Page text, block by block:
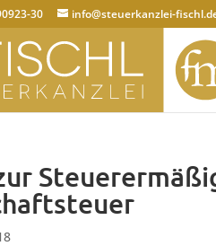
30 info@steuerkanzlei-